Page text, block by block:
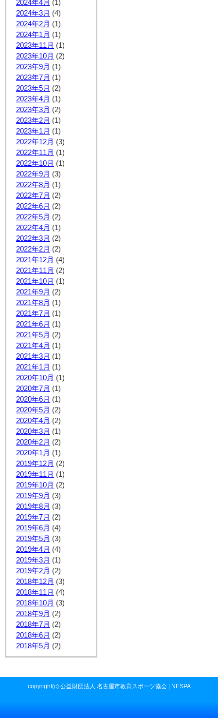
2024年4月 (1)
2024年3月 (4)
2024年2月 (1)
2024年1月 (1)
2023年11月 (1)
2023年10月 (2)
2023年9月 (1)
2023年7月 (1)
2023年5月 (2)
2023年4月 (1)
2023年3月 (2)
2023年2月 (1)
2023年1月 (1)
2022年12月 (3)
2022年11月 (1)
2022年10月 (1)
2022年9月 (3)
2022年8月 (1)
2022年7月 (2)
2022年6月 (2)
2022年5月 (2)
2022年4月 (1)
2022年3月 (2)
2022年2月 (2)
2021年12月 (4)
2021年11月 (2)
2021年10月 (1)
2021年9月 (2)
2021年8月 (1)
2021年7月 (1)
2021年6月 (1)
2021年5月 (2)
2021年4月 (1)
2021年3月 (1)
2021年1月 (1)
2020年10月 (1)
2020年7月 (1)
2020年6月 (1)
2020年5月 (2)
2020年4月 (2)
2020年3月 (1)
2020年2月 (2)
2020年1月 (1)
2019年12月 (2)
2019年11月 (1)
2019年10月 (2)
2019年9月 (3)
2019年8月 (3)
2019年7月 (2)
2019年6月 (4)
2019年5月 (3)
2019年4月 (4)
2019年3月 (1)
2019年2月 (2)
2018年12月 (3)
2018年11月 (4)
2018年10月 (3)
2018年9月 (2)
2018年7月 (2)
2018年6月 (2)
2018年5月 (2)
copyright(c) 公益財団法人 名古屋市教育スポーツ協会 | NESPA